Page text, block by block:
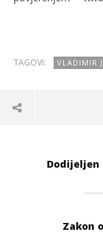
TAGOVI: VLADIMIR
Dodijeljen
Zakon